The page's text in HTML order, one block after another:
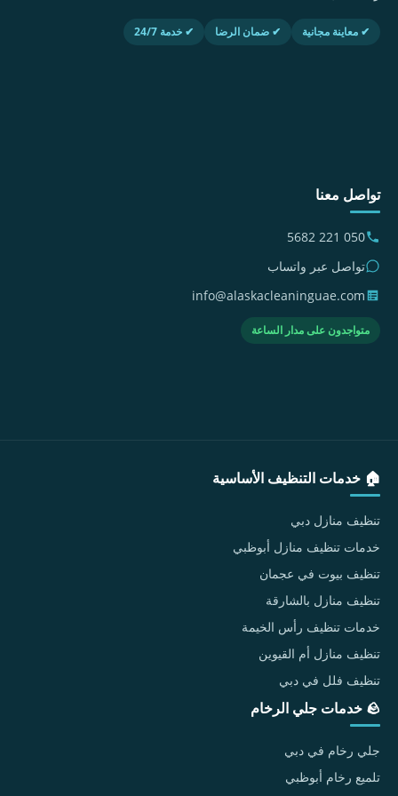
✔ معاينة مجانية ✔ ضمان الرضا ✔ خدمة 24/7
تواصل معنا
050 221 5682
تواصل عبر واتساب
info@alaskacleaninguae.com
متواجدون على مدار الساعة
🏠 خدمات التنظيف الأساسية
تنظيف منازل دبي
خدمات تنظيف منازل أبوظبي
تنظيف بيوت في عجمان
تنظيف منازل بالشارقة
خدمات تنظيف رأس الخيمة
تنظيف منازل أم القيوين
تنظيف فلل في دبي
🪨 خدمات جلي الرخام
جلي رخام في دبي
تلميع رخام أبوظبي